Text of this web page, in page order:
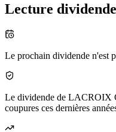
Lecture dividende
Le prochain dividende n'est
Le dividende de LACROIX
coupures ces dernières